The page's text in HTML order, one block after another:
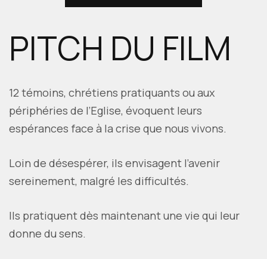
PITCH DU FILM
12 témoins, chrétiens pratiquants ou aux
périphéries de l’Eglise, évoquent leurs
espérances face à la crise que nous vivons.
Loin de désespérer, ils envisagent l’avenir
sereinement, malgré les difficultés.
Ils pratiquent dès maintenant une vie qui leur
donne du sens.